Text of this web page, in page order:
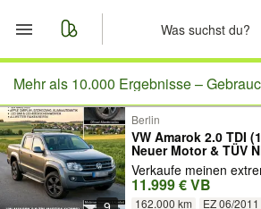
Start
Merkliste
Nachrichten
Mehr als 10.000 Ergebnisse –
Berlin
VW Amarok 2.0 TDI
Neuer Motor & TÜV
Verkaufe meinen
11.999 € VB
162.000 km EZ 06/2011